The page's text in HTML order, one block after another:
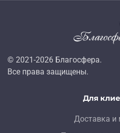
© 2021-2026 Благосфера.
Все права защищены.
Для
Доставка и